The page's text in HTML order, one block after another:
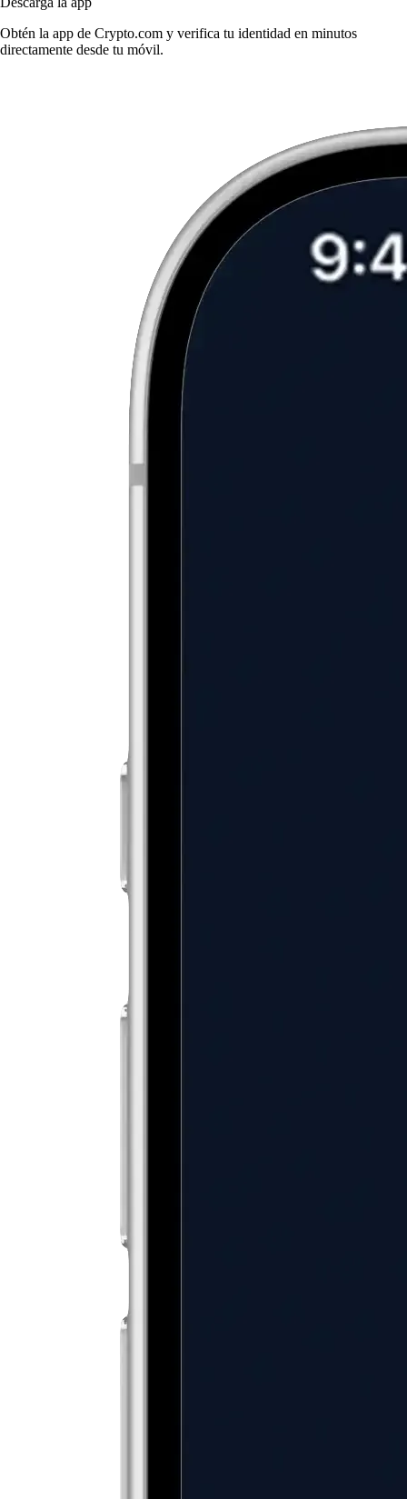
Obtén la app de Crypto.com y verifica tu identidad en minutos
directamente desde tu móvil.